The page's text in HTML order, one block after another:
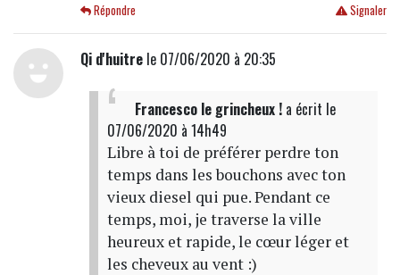
Signaler
Répondre
Qi d'huitrele 07/06/2020 à 20:35
Francesco le grincheux !a écrit le
07/06/2020 à 14h49
Libre à toi de préférer perdre ton
temps dans les bouchons avec ton
vieux diesel qui pue. Pendant ce
temps, moi, je traverse la ville
heureux et rapide, le cœur léger et
les cheveux au vent :)